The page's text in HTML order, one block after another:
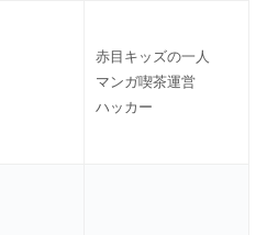
赤目キッズの一人
マンガ喫茶運営
ハッカー